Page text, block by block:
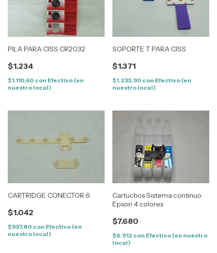
PILA PARA CISS CR2032
$1.234
$1.110,60 con Efectivo (en
nuestro local)
SOPORTE T PARA CISS
$1.371
$1.233,90 con Efectivo (en
nuestro local)
CARTRIDGE CONECTOR 6
$1.042
$937,80 con Efectivo (en
nuestro local)
Cartuchos Sistema continuo
Epson 4 colores
$7.680
$6.912 con Efectivo (en nuestro
local)